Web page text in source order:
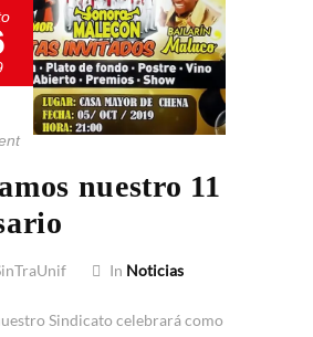
nuestro 11
In Noticias
Sindicato celebrará como